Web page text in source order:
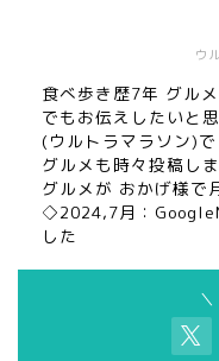
ウ
食べ歩き歴7年 グル
でもお伝えしたいと
(ウルトラマラソン)
グルメも時々投稿し
グルメが おかげ様で
◇2024,7月：
した